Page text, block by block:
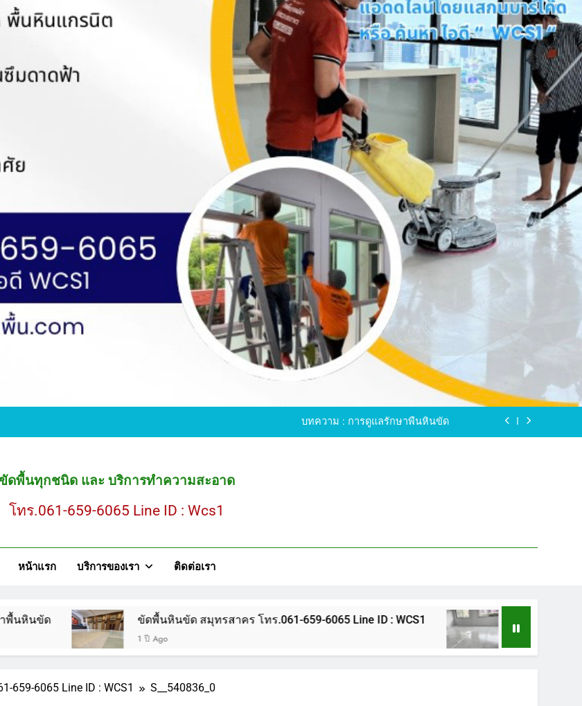
ขัดพื้นหินขัด อบต.แหลมบัวนครปฐม
ขัดพื้นหินอ่อน โทร.0616596065 ไลน์ WCS1
บทความ : การดูแลรักษาพื้นหินขัด
ขัดพื้นหินขัด สมุทรสาคร โทร.061-659-6065 Line ID : WCS1
ขัดพื้นทุกชนิด และ บริการทำความสะอาด
โทร.061-659-6065 Line ID : Wcs1
หน้าแรก บริการของเรา ติดต่อเรา
ขัดพื้นหินขัด สมุทรสาคร โทร.061-659-6065 Line ID : WCS1
1 ปี Ago
ขัดพื้นหินขัด อบต.แหลมบัว
1 ปี Ago
6065 Line ID : WCS1 S__540836_0